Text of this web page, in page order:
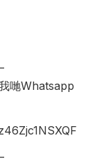
哋Whatsapp